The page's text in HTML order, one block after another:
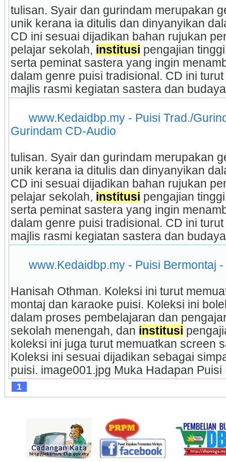
tulisan. Syair dan gurindam merupakan
unik kerana ia ditulis dan dinyanyikan
CD ini sesuai dijadikan bahan rujukan
pelajar sekolah, institusi pengajian
serta peminat sastera yang ingin
dalam genre puisi tradisional. CD ini
majlis rasmi kegiatan sastera dan
www.Kedaidbp.my - Puisi Trad./
Gurindam CD-Audio
tulisan. Syair dan gurindam merupakan
unik kerana ia ditulis dan dinyanyikan
CD ini sesuai dijadikan bahan rujukan
pelajar sekolah, institusi pengajian
serta peminat sastera yang ingin
dalam genre puisi tradisional. CD ini
majlis rasmi kegiatan sastera dan
www.Kedaidbp.my - Puisi Bermontaj
Hanisah Othman. Koleksi ini turut
montaj dan karaoke puisi. Koleksi ini
dalam proses pembelajaran dan
sekolah menengah, dan institusi
koleksi ini juga turut memuatkan screen
Koleksi ini sesuai dijadikan sebagai
puisi. image001.jpg Muka Hadapan
1